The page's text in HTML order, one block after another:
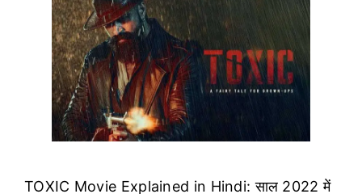
TOXIC Movie Explained in Hindi: साल 2022 में